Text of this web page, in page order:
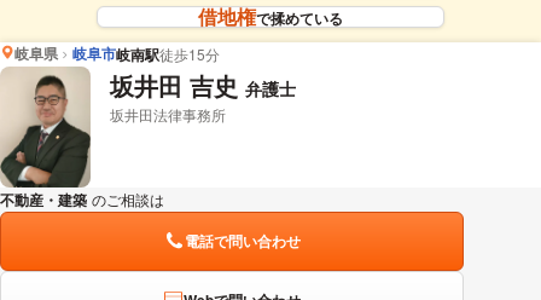
借地権で揉めている
岐阜県
岐阜市岐南駅徒歩15分
坂井田 吉史 弁護士
坂井田法律事務所
不動産・建築 のご相談は
電話で問い合わせ